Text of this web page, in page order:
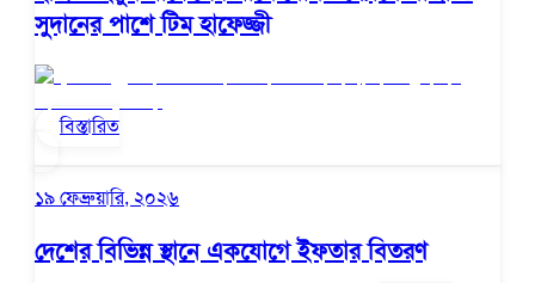
সুদানের পাশে টিম হাফেজ্জী
বিস্তারিত
১৯ ফেব্রুয়ারি, ২০২৬
দেশের বিভিন্ন স্থানে একযোগে ইফতার বিতরণ